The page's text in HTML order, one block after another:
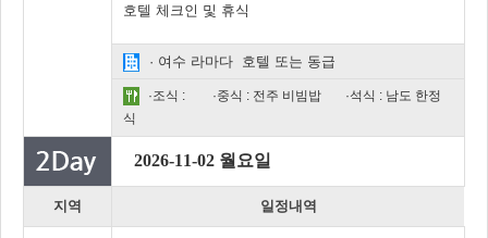
호텔 체크인 및 휴식
· 여수 라마다 호텔 또는 동급
·조식 : ·중식 : 전주 비빔밥
·석식 : 남도 한정
식
2026-11-02 월요일
지역 일정내역